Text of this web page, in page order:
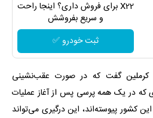
X22 برای فروش داری؟ اینجا راحت
و سریع بفروشش
ثبت خودرو ✅
کرملین گفت که در صورت عقب‌نشینی
که در یک همه پرسی پس از آغاز عملیات
روسیه در اسفند ۱۴۰۰ به این کشور پیوسته‌اند، این درگیری می‌تواند